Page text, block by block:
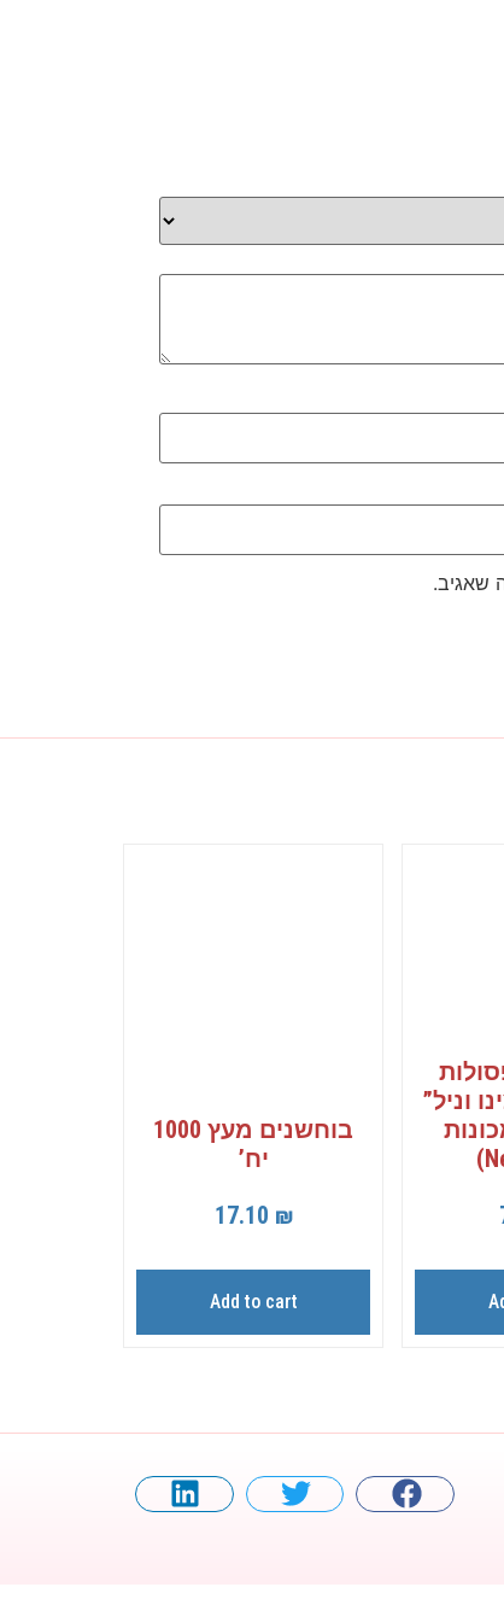
שאגיב.
קפסולות
וניל”
בוחשנים מעץ 1000
יח’
17.10 ₪
Add to cart